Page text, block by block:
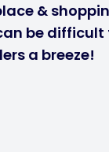
&
be difficult
a breeze!